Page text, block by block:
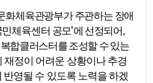
화체육관광부가 주관하는 장애
체육센터 공모’에 선정되어,
합클러스터를 조성할 수 있는
재정이 어려운 상황이나 추경
영될 수 있도록 노력을 하겠